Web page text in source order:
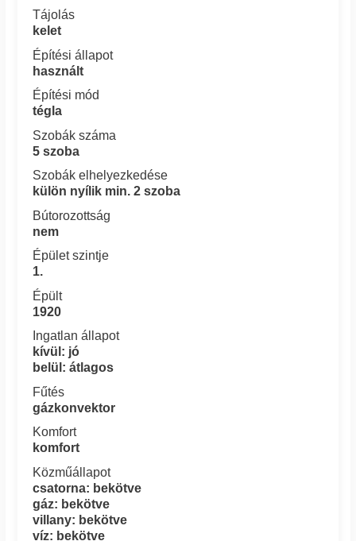
Tájolás
kelet
Építési állapot
használt
Építési mód
tégla
Szobák száma
5 szoba
Szobák elhelyezkedése
külön nyílik min. 2 szoba
Bútorozottság
nem
Épület szintje
1.
Épült
1920
Ingatlan állapot
kívül: jó
belül: átlagos
Fűtés
gázkonvektor
Komfort
komfort
Közműállapot
csatorna: bekötve
gáz: bekötve
villany: bekötve
víz: bekötve